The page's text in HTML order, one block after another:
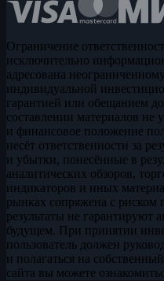
Ограничение
исключительно
адресована
индивидуальной
гарантией или обещанием
составлении материалов
и финансовое положение
несёт ответственности за
и убытки, понесённые в
аналитических обзоров,
индикаторов и иных
рынках сопряжена с
результаты не гарантируют
будущем. При принятии
пользователь должен
и полагаться на
сайта вы можете